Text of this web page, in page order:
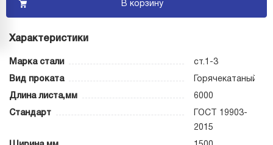
В корзину
Характеристики
Марка стали ст.1-3
Вид проката Горячекатаный
Длина листа,мм 6000
Стандарт
ГОСТ 19903-
2015